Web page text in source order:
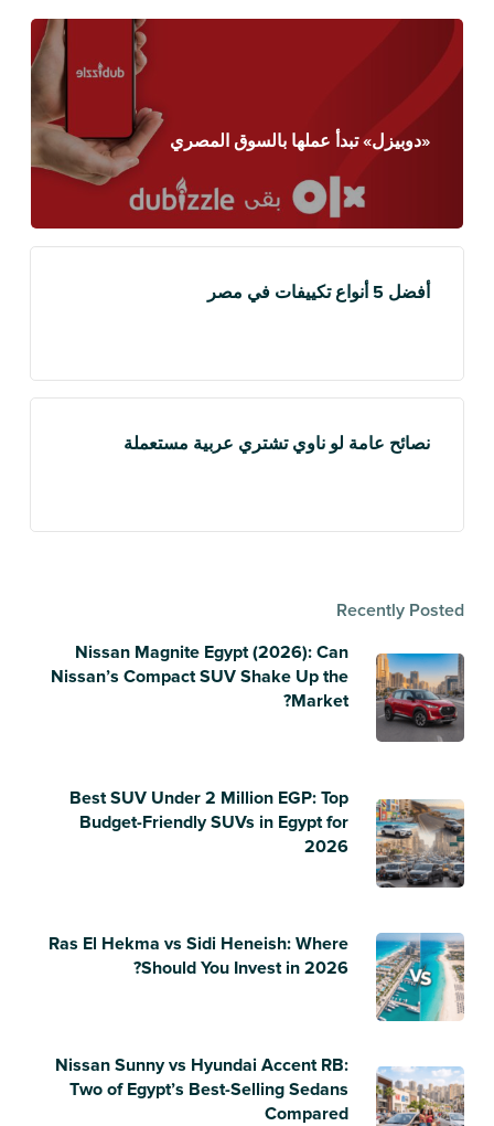
«دوبيزل» تبدأ عملها بالسوق المصري
أفضل 5 أنواع تكييفات في مصر
نصائح عامة لو ناوي تشتري عربية مستعملة
Recently Posted
Nissan Magnite Egypt (2026): Can
Nissan’s Compact SUV Shake Up the
Market?
Best SUV Under 2 Million EGP: Top
Budget-Friendly SUVs in Egypt for
2026
Ras El Hekma vs Sidi Heneish: Where
Should You Invest in 2026?
Nissan Sunny vs Hyundai Accent RB:
Two of Egypt’s Best-Selling Sedans
Compared